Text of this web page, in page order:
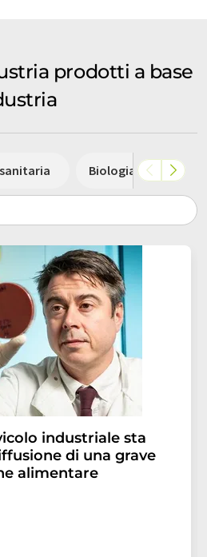
prodotti a base
Biologia
industriale sta
di una grave
alimentare